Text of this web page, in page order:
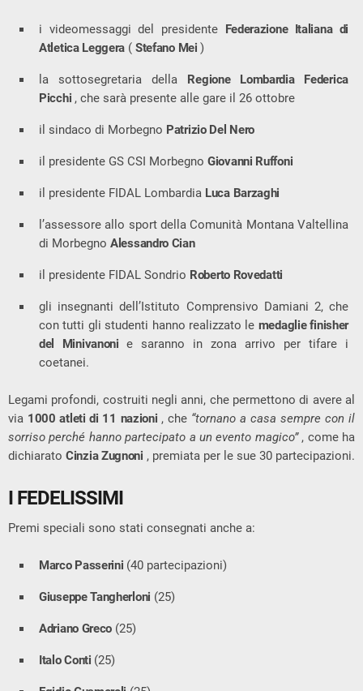
i videomessaggi del presidente Federazione Italiana di
Atletica Leggera ( Stefano Mei)
la sottosegretaria della Regione Lombardia Federica
Picchi , che sarà presente alle gare il 26 ottobre
il sindaco di Morbegno Patrizio Del Nero
il presidente GS CSI Morbegno Giovanni Ruffoni
il presidente FIDAL Lombardia Luca Barzaghi
l’assessore allo sport della Comunità Montana Valtellina
di Morbegno Alessandro Cian
il presidente FIDAL Sondrio Roberto Rovedatti
gli insegnanti dell’Istituto Comprensivo Damiani 2, che
con tutti gli studenti hanno realizzato le medaglie finisher
del Minivanonie saranno in zona arrivo per tifare i
coetanei.
Legami profondi, costruiti negli anni, che permettono di avere al
via 1000 atleti di 11 nazioni , che “tornano a casa sempre con il
sorriso perché hanno partecipato a un evento magico” , come ha
dichiarato Cinzia Zugnoni , premiata per le sue 30 partecipazioni.
I FEDELISSIMI
Premi speciali sono stati consegnati anche a:
Marco Passerini (40 partecipazioni)
Giuseppe Tangherloni (25)
Adriano Greco (25)
Italo Conti (25)